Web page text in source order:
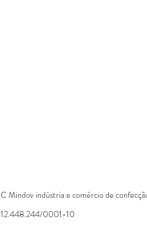
C Mindov indústria e comércio de
12.448.244/0001-10